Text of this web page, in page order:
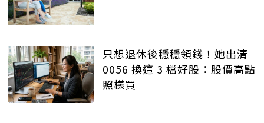
只想退休後穩穩領錢！她出清
0056 換這 3 檔好股：股價高點
照樣買